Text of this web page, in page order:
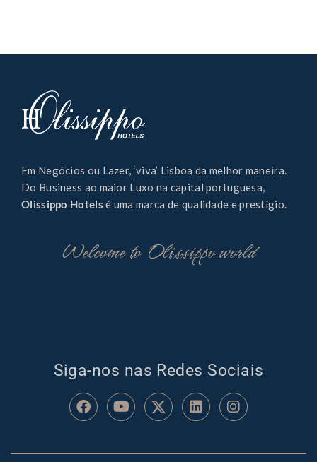
Em Negócios ou Lazer, ‘viva’ Lisboa da melhor maneira.
Do Business ao maior Luxo na capital portuguesa,
Olissippo Hotels é uma marca de qualidade e prestígio.
Welcome to Olissippo world
Siga-nos nas Redes Sociais